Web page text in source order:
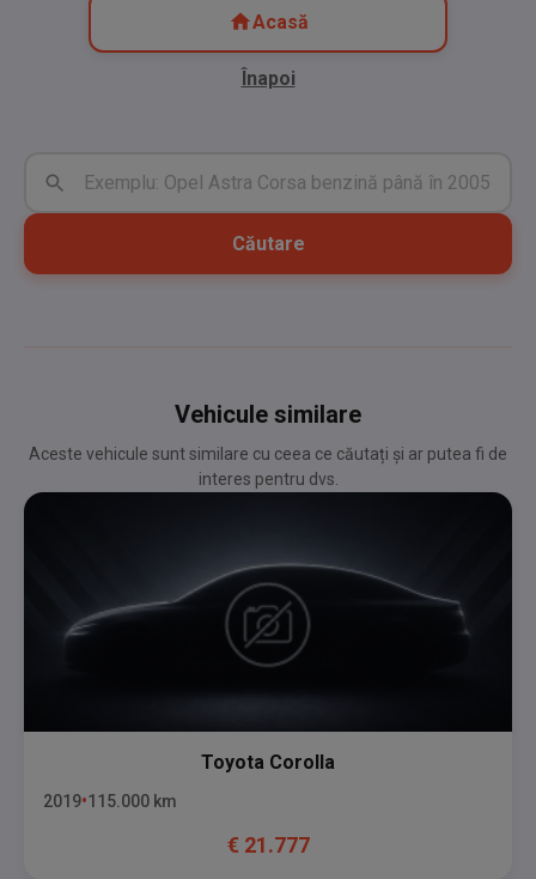
Acasă
Înapoi
Căutare
Vehicule similare
Aceste vehicule sunt similare cu ceea ce căutați și ar putea fi de
interes pentru dvs.
Toyota Corolla
2019 115.000 km
€ 21.777